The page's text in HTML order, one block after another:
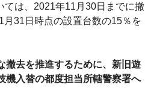
ては、2021年11月30日までに撤
31日時点の設置台数の15％を
撤去を推進するために、新旧遊
機入替の都度担当所轄警察署へ